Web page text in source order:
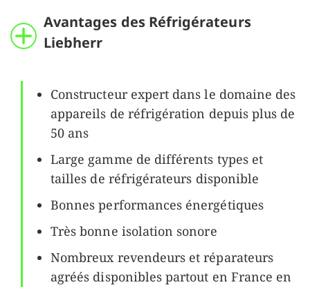
Avantages des Réfrigérateurs
Liebherr
Constructeur expert dans le domaine des
appareils de réfrigération depuis plus de
50 ans
Large gamme de différents types et
tailles de réfrigérateurs disponible
Bonnes performances énergétiques
Très bonne isolation sonore
Nombreux revendeurs et réparateurs
agréés disponibles partout en France en